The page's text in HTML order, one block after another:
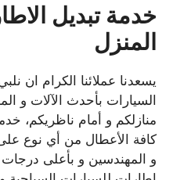
خدمة تبديل
المنزل
يسعدنا عملائنا الكرام ان
السيارات بأحدث الآلات و
منازلكم و أمام ناظريكم،
كافة الأعطال من أي نوع
و المهندسين و بأعلى درجات